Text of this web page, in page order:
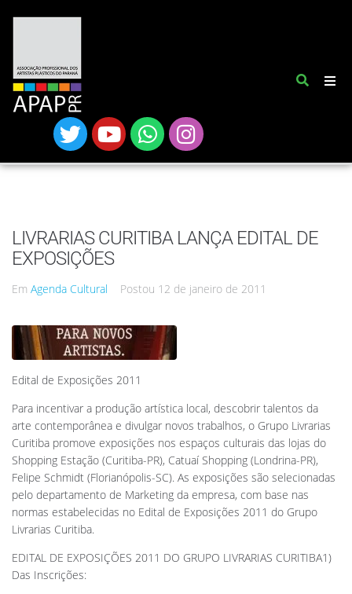
LIVRARIAS CURITIBA LANÇA EDITAL DE
EXPOSIÇÕES
Em Agenda Cultural Postou 12 de janeiro de 2011
Edital de Exposições 2011
Para incentivar a produção artística local, descobrir talentos da
arte contemporânea e divulgar novos trabalhos, o Grupo Livrarias
Curitiba promove exposições nos espaços culturais das lojas do
Shopping Estação (Curitiba-PR), Catuaí Shopping (Londrina-PR),
Felipe Schmidt (Florianópolis-SC). As exposições são selecionadas
pelo departamento de Marketing da empresa, com base nas
normas estabelecidas no Edital de Exposições 2011 do Grupo
Livrarias Curitiba.
EDITAL DE EXPOSIÇÕES 2011 DO GRUPO LIVRARIAS CURITIBA1)
Das Inscrições: